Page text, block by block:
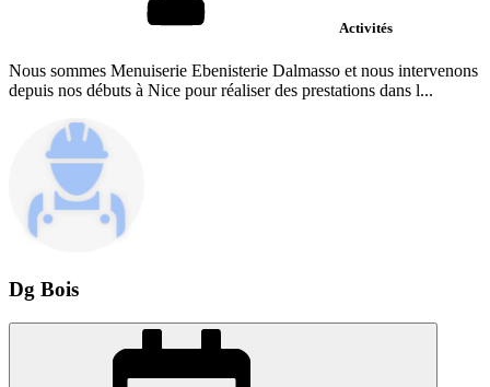
Activités
Nous sommes Menuiserie Ebenisterie Dalmasso et nous intervenons
depuis nos débuts à Nice pour réaliser des prestations dans l...
Dg Bois